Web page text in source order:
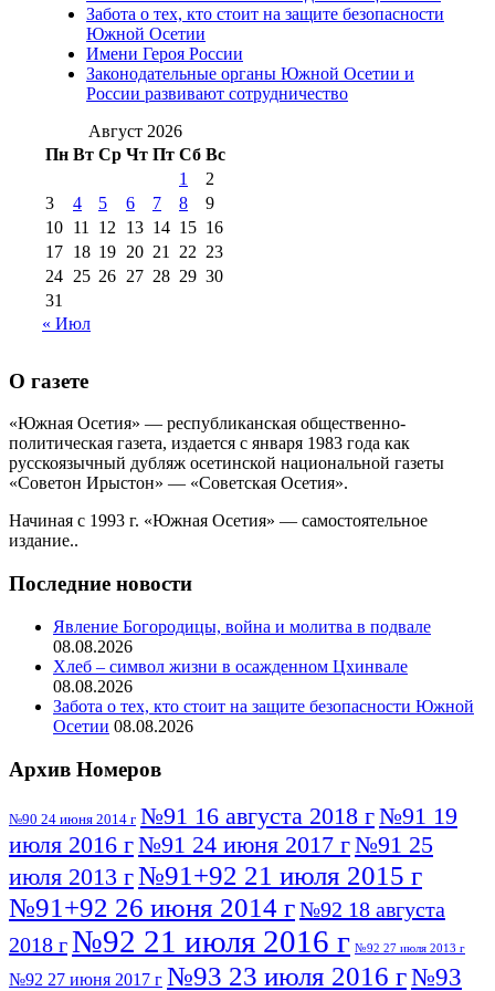
августа 2016 г(10)№98 5 июля 2014 г(10)
№98 8 августа 2013 г
августа 2012 г(14) №98+99 11 июля
2017 г(9)
№99 4 августа
2016 г(12) №99 8 июля 2014 г
августа 2012 г(11)
августа 2013 г
(12)
Забота о тех, кто стоит на защите безопасности
Южной Осетии
Имени Героя России
Законодательные органы Южной Осетии и
России развивают сотрудничество
Август 2026
Пн Вт Ср Чт Пт Сб Вс
1
2
3
4 5 6 7 8
9
10 11 12 13 14 15 16
17 18 19 20 21 22 23
24 25 26 27 28 29 30
31
« Июл
О газете
«Южная Осетия» — республиканская общественно-
политическая газета, издается с января 1983 года как
русскоязычный дубляж осетинской национальной газеты
«Советон Ирыстон» — «Советская Осетия».
Начиная с 1993 г. «Южная Осетия» — самостоятельное
издание..
Последние новости
Явление Богородицы, война и молитва в подвале
08.08.2026
Хлеб – символ жизни в осажденном Цхинвале
08.08.2026
Забота о тех, кто стоит на защите безопасности Южной
Осетии 08.08.2026
Архив Номеров
№90 24 июня 2014 г №91 16 августа 2018 г№91 19
июля 2016 г№91 24 июня 2017 г№91 25
июля 2013 г№91+92 21 июля 2015 г
№91+92 26 июня 2014 г№92 18 августа
2018 г№92 21 июля 2016 г №92 27 июля 2013 г
№92 27 июня 2017 г №93 23 июля 2016 г№93